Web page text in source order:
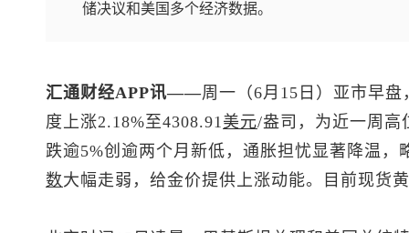
储决议和美国多个经济数据。
汇通财经APP讯——周一（6月15日）亚市早盘
度上涨2.18%至4308.91美元/盎司，为近一周高
跌逾5%创逾两个月新低，通胀担忧显著降温，
数大幅走弱，给金价提供上涨动能。目前现货